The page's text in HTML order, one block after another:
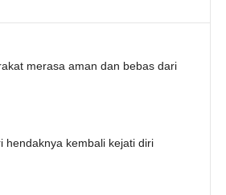
merasa aman dan bebas dari
kembali kejati diri